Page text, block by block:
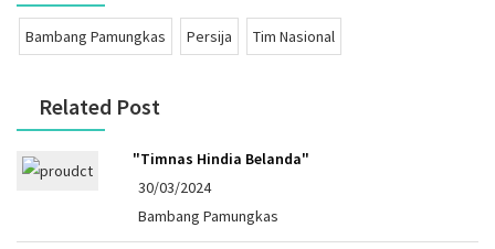
Bambang Pamungkas Persija Tim Nasional
Related Post
"Timnas Hindia Belanda"
30/03/2024
Bambang Pamungkas